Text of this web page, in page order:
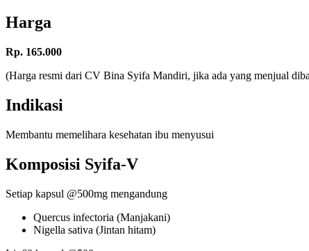
Harga
Rp. 165.000
(Harga resmi dari CV Bina Syifa Mandiri, jika ada yang menjual
Indikasi
Membantu memelihara kesehatan ibu menyusui
Komposisi Syifa-V
Setiap kapsul @500mg mengandung
Quercus infectoria (Manjakani)
Nigella sativa (Jintan hitam)